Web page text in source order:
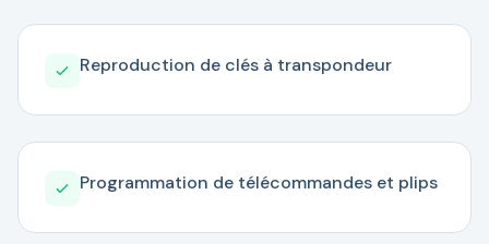
Reproduction de clés à transpondeur
Programmation de télécommandes et plips